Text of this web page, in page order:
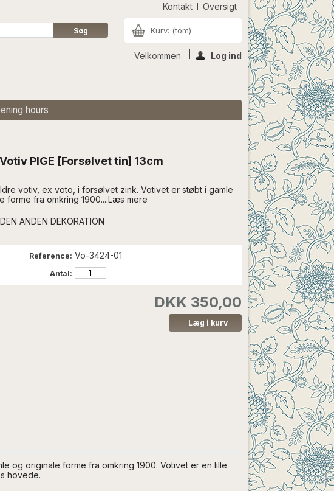
Kontakt Oversigt
Kurv: (tom)
Velkommen Log ind
hours
PIGE [Forsølvet tin] 13cm
votiv, ex voto, i forsølvet zink. Votivet er støbt i gamle
forme fra omkring 1900....Læs mere
ANDEN DEKORATION
Reference: Vo-3424-01
Antal:
DKK 350,00
og originale forme fra omkring 1900. Votivet er en lille
hovede.